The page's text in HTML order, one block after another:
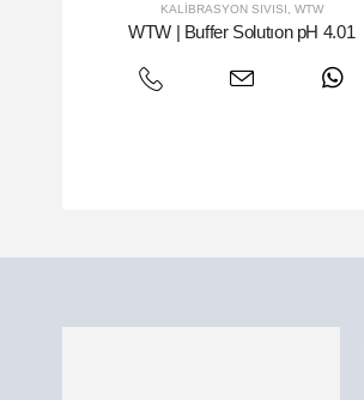
KALIBRASYON SIVISI WTW
WTW | Buffer Solutıon pH 4.01